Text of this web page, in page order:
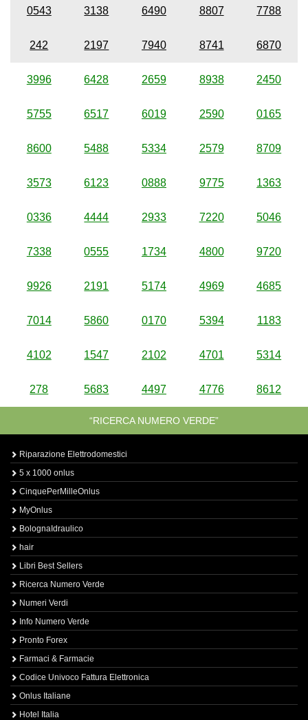
0543 3138 6490 8807 7788
242 2197 7940 8741 6870
3996 6428 2659 8938 2450
5755 6517 6019 2590 0165
8600 5488 5334 2579 8709
3573 6123 0888 9775 1363
0336 4444 2933 7220 5046
7338 0555 1734 4800 9720
9926 2191 5174 4969 4685
7014 5860 0170 5394 1183
4102 1547 2102 4701 5314
278 5683 4497 4776 8612
“RICERCA NUMERO VERDE”
Riparazione Elettrodomestici
5 x 1000 onlus
CinquePerMilleOnlus
MyOnlus
BolognaIdraulico
hair
Libri Best Sellers
Ricerca Numero Verde
Numeri Verdi
Info Numero Verde
Pronto Forex
Farmaci & Farmacie
Codice Univoco Fattura Elettronica
Onlus Italiane
Hotel Italia